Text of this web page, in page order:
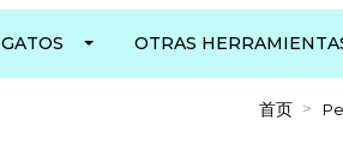
GATOS OTRAS
首页